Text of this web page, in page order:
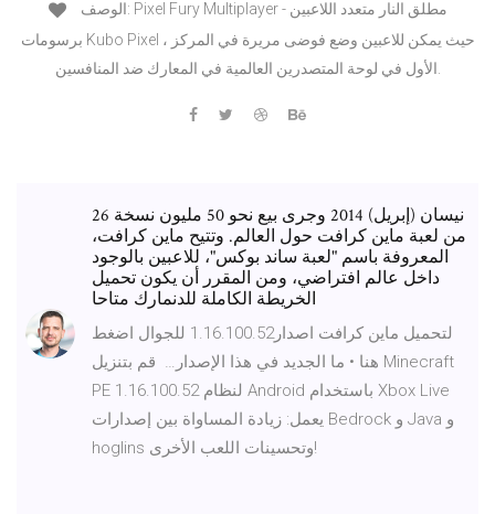
برسومات Kubo Pixel ، حيث يمكن للاعبين وضع فوضى مريرة في المركز
26 نيسان (إبريل) 2014 وجرى بيع نحو 50 مليون نسخة
من لعبة ماين كرافت حول العالم. وتتيح ماين كرافت،
المعروفة باسم "لعبة ساند بوكس"، للاعبين بالوجود
داخل عالم افتراضي، ومن المقرر أن يكون تحميل
الخريطة الكاملة للدنمارك متاحا
لتحميل ماين كرافت اصدار1.16.100.52 للجوال اضغط
هنا • ما الجديد في هذا الإصدار…⁦ ️⁩ قم بتنزيل Minecraft
PE 1.16.100.52 لنظام Android باستخدام Xbox Live
يعمل: زيادة المساواة بين إصدارات Bedrock و Java و
hoglins وتحسينات اللعب الأخرى!